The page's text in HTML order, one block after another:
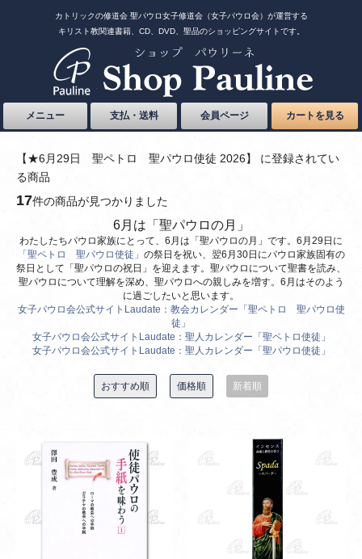
カトリックの修道会 聖パウロ女子修道会（女子パウロ会）が運営する
キリスト教関連書籍、CD、DVD、聖品のショッピングサイトです。
メニュー 支払・送料 会員ページ カートを見る
【★6月29日 聖ペトロ 聖パウロ使徒 2026】 に登録されてい
る商品
17件の商品が見つかりました
6月は「聖パウロの月」
わたしたちパウロ家族にとって、6月は「聖パウロの月」です。6月29日に
「聖ペトロ 聖パウロ使徒」 の祭日を祝い、翌6月30日にパウロ家族固有の
祭日として「聖パウロの祝日」を迎えます。聖パウロについて聖書を読み、
聖パウロについて理解を深め、聖パウロへの親しみを増す。6月はそのよう
に過ごしたいと思います。
女子パウロ会公式サイトLaudate：教会カレンダー「聖ペトロ 聖パウロ使
徒」
女子パウロ会公式サイトLaudate：聖人カレンダー「聖ペトロ使徒」
女子パウロ会公式サイトLaudate：聖人カレンダー「聖パウロ使徒」
おすすめ順 価格順 新着順